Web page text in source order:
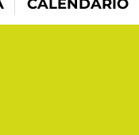
CALENDARIO